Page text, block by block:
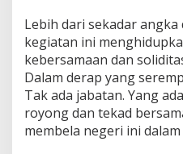
Lebih dari sekadar
kegiatan ini
kebersamaan dan
Dalam derap yang
Tak ada jabatan. Yang
royong dan tekad
membela negeri ini